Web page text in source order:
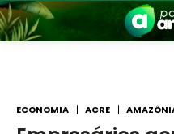
ECONOMIA ACRE